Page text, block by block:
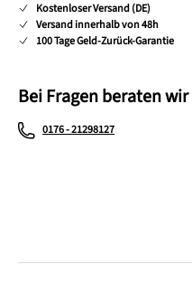
Kostenloser Versand (DE)
Versand innerhalb von 48h
100 Tage Geld-Zurück-Garantie
Bei Fragen beraten
0176 - 21298127